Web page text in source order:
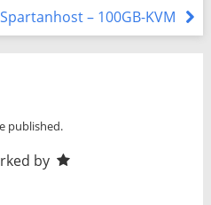
– 100GB-KVM
published.
by